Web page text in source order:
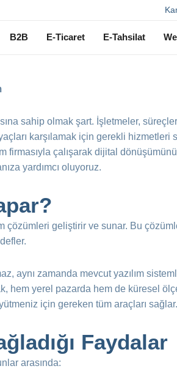
B2B E-Ticaret E-Tahsilat
sahip olmak şart. İşletmeler,
karşılamak için gerekli
çalışarak dijital
yardımcı oluyoruz.
çözümleri geliştirir ve sunar. Bu
aynı zamanda mevcut yazılım
hem yerel pazarda hem de küresel
için gereken tüm araçları sağlar.
Faydalar
arasında: